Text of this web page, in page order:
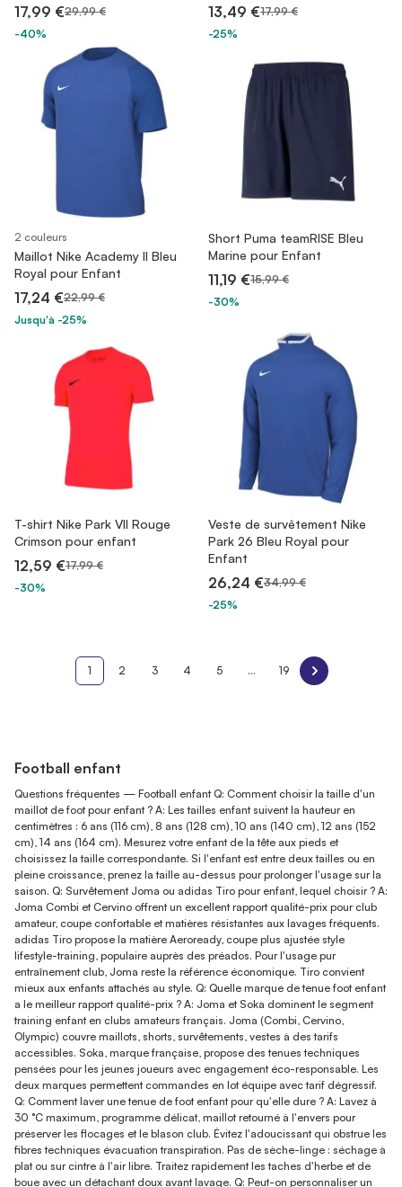
17,99 €29,99 €
-40%
13,49 €17,99 €
-25%
2 couleurs
Maillot Nike Academy II Bleu
Royal pour Enfant
17,24 €22,99 €
Jusqu'à -25%
Short Puma teamRISE Bleu
Marine pour Enfant
11,19 €15,99 €
-30%
T-shirt Nike Park VII Rouge
Crimson pour enfant
12,59 €17,99 €
-30%
Veste de survêtement Nike
Park 26 Bleu Royal pour
Enfant
26,24 €34,99 €
-25%
1 2 3 4 5 ... 19
Football enfant
Questions fréquentes — Football enfant Q: Comment choisir la taille d'un
maillot de foot pour enfant ? A: Les tailles enfant suivent la hauteur en
centimètres : 6 ans (116 cm), 8 ans (128 cm), 10 ans (140 cm), 12 ans (152
cm), 14 ans (164 cm). Mesurez votre enfant de la tête aux pieds et
choisissez la taille correspondante. Si l'enfant est entre deux tailles ou en
pleine croissance, prenez la taille au-dessus pour prolonger l'usage sur la
saison. Q: Survêtement Joma ou adidas Tiro pour enfant, lequel choisir ? A:
Joma Combi et Cervino offrent un excellent rapport qualité-prix pour club
amateur, coupe confortable et matières résistantes aux lavages fréquents.
adidas Tiro propose la matière Aeroready, coupe plus ajustée style
lifestyle-training, populaire auprès des préados. Pour l'usage pur
entraînement club, Joma reste la référence économique. Tiro convient
mieux aux enfants attachés au style. Q: Quelle marque de tenue foot enfant
a le meilleur rapport qualité-prix ? A: Joma et Soka dominent le segment
training enfant en clubs amateurs français. Joma (Combi, Cervino,
Olympic) couvre maillots, shorts, survêtements, vestes à des tarifs
accessibles. Soka, marque française, propose des tenues techniques
pensées pour les jeunes joueurs avec engagement éco-responsable. Les
deux marques permettent commandes en lot équipe avec tarif dégressif.
Q: Comment laver une tenue de foot enfant pour qu'elle dure ? A: Lavez à
30 °C maximum, programme délicat, maillot retourné à l'envers pour
préserver les flocages et le blason club. Évitez l'adoucissant qui obstrue les
fibres techniques évacuation transpiration. Pas de sèche-linge : séchage à
plat ou sur cintre à l'air libre. Traitez rapidement les taches d'herbe et de
boue avec un détachant doux avant lavage. Q: Peut-on personnaliser un